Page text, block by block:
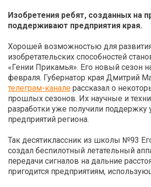
Изобретения ребят, созданных на
поддерживают предприятия края.
Хорошей возможностью для
изобретательских способностей
«Гении Прикамья». Его новый сезон
февраля. Губернатор края Дмитрий
телеграм-канале рассказал о
прошлых сезонов. Их научные и
разработки уже получили поддержку
предприятий региона.
Так десятиклассник из школы №93
создал беспилотный летательный
передачи сигналов на дальние
пригодится предприятиям,